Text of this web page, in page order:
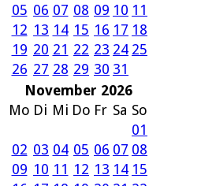
05 06 07 08 09 10 11
12 13 14 15 16 17 18
19 20 21 22 23 24 25
26 27 28 29 30 31
November 2026
Mo Di Mi Do Fr Sa So
01
02 03 04 05 06 07 08
09 10 11 12 13 14 15